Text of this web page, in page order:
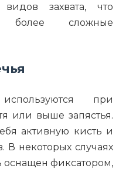
захвата, что
более сложные
при
или выше запястья.
активную кисть и
В некоторых случаях
оснащен фиксатором,